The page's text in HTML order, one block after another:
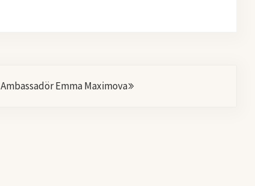
Ambassadör Emma Maximova